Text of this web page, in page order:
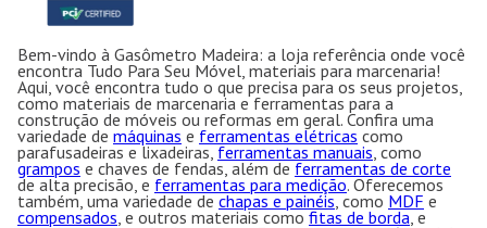
Bem-vindo à Gasômetro Madeira: a loja referência onde você
encontra Tudo Para Seu Móvel, materiais para marcenaria!
Aqui, você encontra tudo o que precisa para os seus projetos,
como materiais de marcenaria e ferramentas para a
construção de móveis ou reformas em geral. Confira uma
variedade de máquinas e ferramentas elétricas como
parafusadeiras e lixadeiras, ferramentas manuais, como
grampos e chaves de fendas, além de ferramentas de corte
de alta precisão, e ferramentas para medição. Oferecemos
também, uma variedade de chapas e painéis, como MDF e
compensados, e outros materiais como fitas de borda, e